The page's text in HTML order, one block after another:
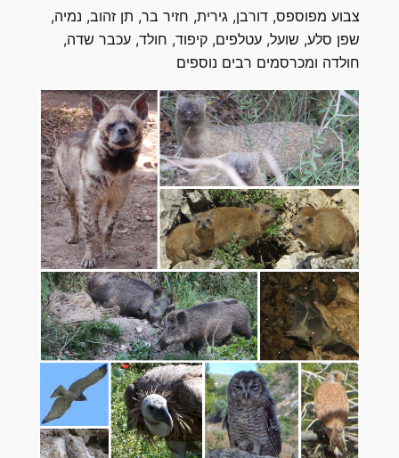
צבוע מפוספס, דורבן, גירית, חזיר בר, תן זהוב, נמיה,
שפן סלע, שועל, עטלפים, קיפוד, חולד, עכבר שדה,
חולדה ומכרסמים רבים נוספים